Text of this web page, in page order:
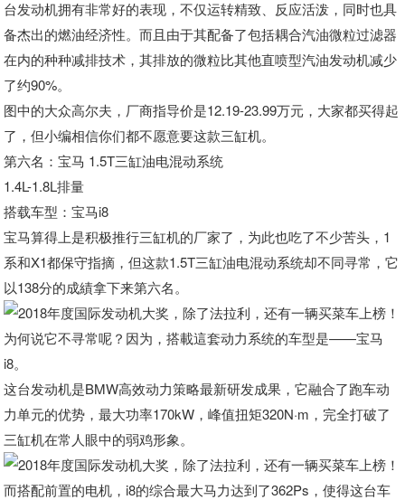
台发动机拥有非常好的表现，不仅运转精致、反应活泼，同时也具
备杰出的燃油经济性。而且由于其配备了包括耦合汽油微粒过滤器
在内的种种减排技术，其排放的微粒比其他直喷型汽油发动机减少
了约90%。
图中的大众高尔夫，厂商指导价是12.19-23.99万元，大家都买得起
了，但小编相信你们都不愿意要这款三缸机。
第六名：宝马 1.5T三缸油电混动系统
1.4L-1.8L排量
搭载车型：宝马i8
宝马算得上是积极推行三缸机的厂家了，为此也吃了不少苦头，1
系和X1都保守指摘，但这款1.5T三缸油电混动系统却不同寻常，它
以138分的成績拿下来第六名。
为何说它不寻常呢？因为，搭載這套动力系统的车型是——宝马
i8。
这台发动机是BMW高效动力策略最新研发成果，它融合了跑车动
力单元的优势，最大功率170kW，峰值扭矩320N·m，完全打破了
三缸机在常人眼中的弱鸡形象。
而搭配前置的电机，i8的综合最大马力达到了362Ps，使得这台车